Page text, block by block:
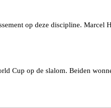
op deze discipline.
Cup op de slalom. Beiden